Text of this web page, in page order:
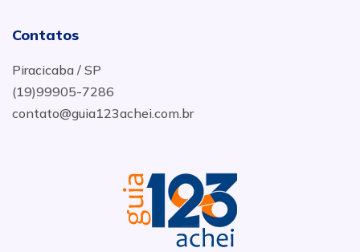
Contatos
Piracicaba / SP
(19)99905-7286
contato@guia123achei.com.br